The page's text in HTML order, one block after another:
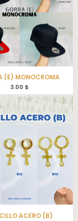
(E) MONOCROMA
3.00 $
ACERO (B)